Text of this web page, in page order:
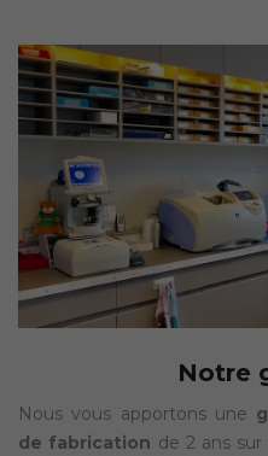
Notre
Nous vous apportons une
de fabrication de 2 ans